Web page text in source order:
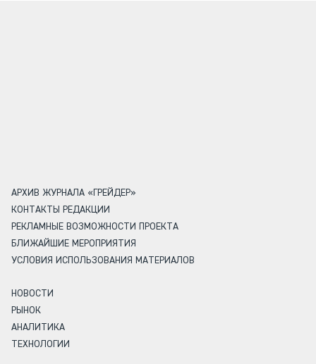
АРХИВ ЖУРНАЛА «ГРЕЙДЕР»
КОНТАКТЫ РЕДАКЦИИ
РЕКЛАМНЫЕ ВОЗМОЖНОСТИ ПРОЕКТА
БЛИЖАЙШИЕ МЕРОПРИЯТИЯ
УСЛОВИЯ ИСПОЛЬЗОВАНИЯ МАТЕРИАЛОВ
НОВОСТИ
РЫНОК
АНАЛИТИКА
ТЕХНОЛОГИИ